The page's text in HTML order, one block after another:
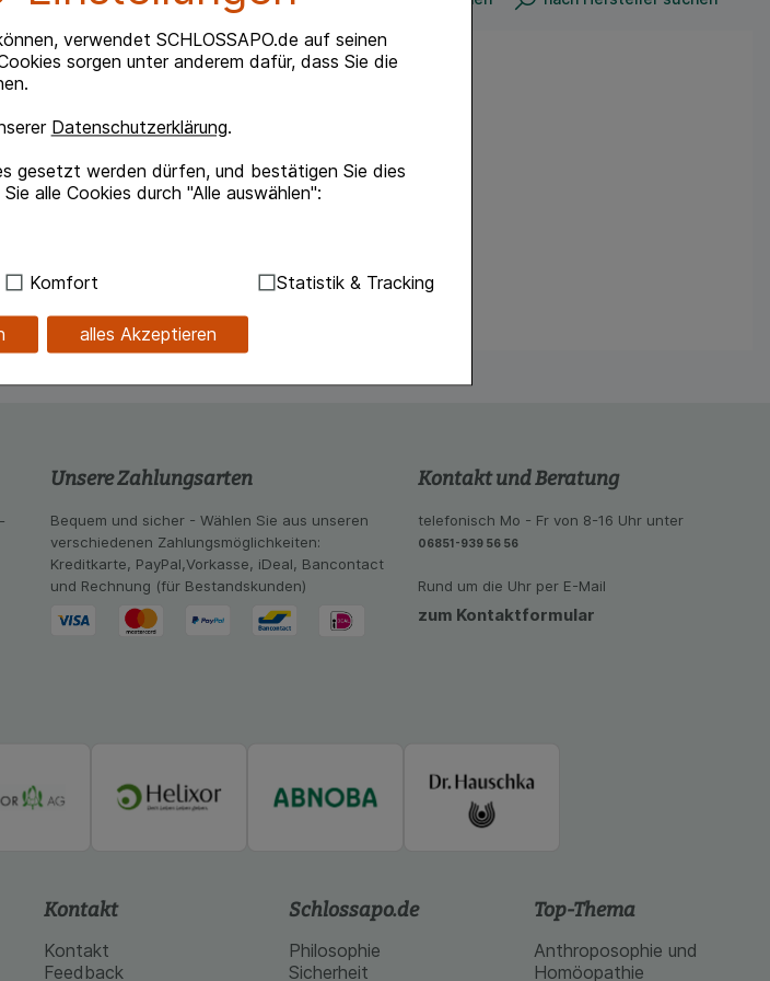
verwendet SCHLOSSAPO.de auf seinen
sorgen unter anderem dafür, dass Sie die
Datenschutzerklärung.
gesetzt werden dürfen, und bestätigen Sie dies
alle Cookies durch "Alle auswählen":
um Cookies, die für die Grundfunktionen unserer
des Besuchers oder unsere Seite an bevorzugte
über die Art und Weise der Nutzung
auf Drittseiten möglichst relevant für Sie zu
teilweise an Dritte wie z.B. Google oder soziale
Komfort Statistik & Tracking
alles Akzeptieren
ist, z.B. bei
im
Unsere Zahlungsarten
Bequem und sicher - Wählen Sie aus unseren
verschiedenen Zahlungsmöglichkeiten:
Kreditkarte, PayPal,Vorkasse, iDeal, Bancontact
und Rechnung (für Bestandskunden)
Kontakt und Beratung
telefonisch Mo - Fr von 8-16 Uhr unter
06851-939 56 56
Rund um die Uhr per E-Mail
zum Kontaktformular
Kontakt
Kontakt
Feedback
Schlossapo.de
Philosophie
Sicherheit
Top-Thema
Anthroposophie und
Homöopathie